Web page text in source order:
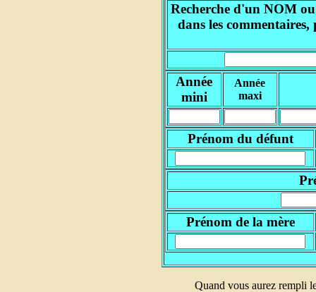
Recherche d'un NOM
dans les commentaires,
Année
mini
Année
maxi
Prénom du défunt
Prénom de la mère
Quand vous aurez rempli